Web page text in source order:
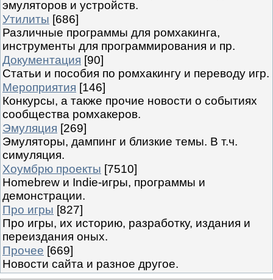
эмуляторов и устройств.
Утилиты [686]
Различные программы для ромхакинга,
инструменты для программирования и пр.
Документация [90]
Статьи и пособия по ромхакингу и переводу игр.
Мероприятия [146]
Конкурсы, а также прочие новости о событиях
сообщества ромхакеров.
Эмуляция [269]
Эмуляторы, дампинг и близкие темы. В т.ч.
симуляция.
Хоумбрю проекты [7510]
Homebrew и Indie-игры, программы и
демонстрации.
Про игры [827]
Про игры, их историю, разработку, издания и
переиздания оных.
Прочее [669]
Новости сайта и разное другое.